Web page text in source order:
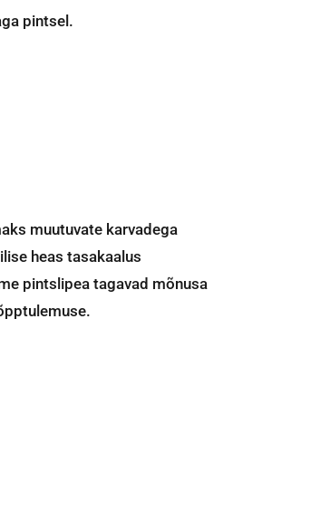
pintsel.
muutuvate karvadega
heas tasakaalus
pintslipea tagavad mõnusa